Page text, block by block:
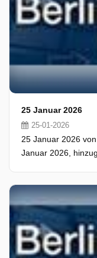
25 Januar 2026
25-01-2026
25 Januar 2026
Januar 2026,